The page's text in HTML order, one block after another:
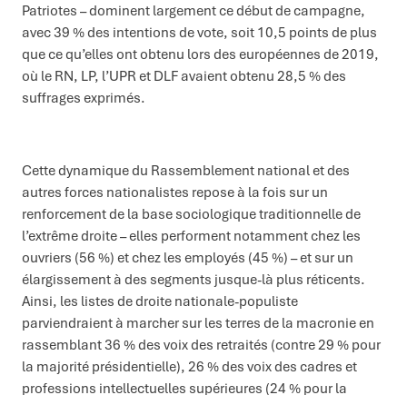
Patriotes – dominent largement ce début de campagne,
avec 39 % des intentions de vote, soit 10,5 points de plus
que ce qu’elles ont obtenu lors des européennes de 2019,
où le RN, LP, l’UPR et DLF avaient obtenu 28,5 % des
suffrages exprimés.
Cette dynamique du Rassemblement national et des
autres forces nationalistes repose à la fois sur un
renforcement de la base sociologique traditionnelle de
l’extrême droite – elles performent notamment chez les
ouvriers (56 %) et chez les employés (45 %) – et sur un
élargissement à des segments jusque-là plus réticents.
Ainsi, les listes de droite nationale-populiste
parviendraient à marcher sur les terres de la macronie en
rassemblant 36 % des voix des retraités (contre 29 % pour
la majorité présidentielle), 26 % des voix des cadres et
professions intellectuelles supérieures (24 % pour la